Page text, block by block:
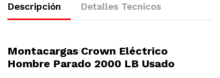
Descripción Detalles Tecnicos
Montacargas Crown Eléctrico
Hombre Parado 2000 LB Usado